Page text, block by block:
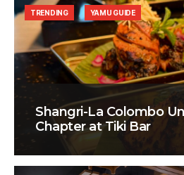
Shangri-La Colombo
Chapter at Tiki Bar
TRENDING YAMU GUIDE